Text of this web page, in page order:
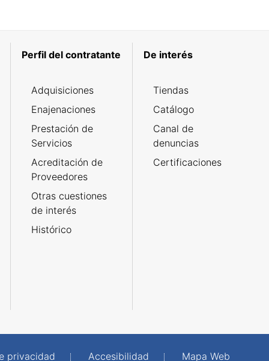
Perfil del contratante
Adquisiciones
Enajenaciones
Prestación de
Servicios
Acreditación de
Proveedores
Otras cuestiones
de interés
Histórico
De interés
Tiendas
Catálogo
Canal de
denuncias
Certificaciones
privacidad Accesibilidad Mapa Web